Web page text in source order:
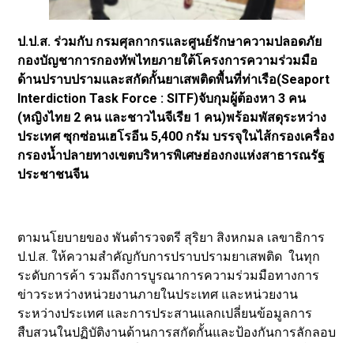
ป.ป.ส. ร่วมกับ กรมศุลกากรและศูนย์รักษาความปลอดภัย
กองบัญชาการกองทัพไทยภายใต้โครงการความร่วมมือ
ด้านปราบปรามและสกัดกั้นยาเสพติดพื้นที่ท่าเรือ(Seaport
Interdiction Task Force : SITF)จับกุมผู้ต้องหา 3 คน
(หญิงไทย 2 คน และชาวไนจีเรีย 1 คน)พร้อมพัสดุระหว่าง
ประเทศ ซุกซ่อนเฮโรอีน 5,400 กรัม บรรจุในไส้กรองเครื่อง
กรองน้ำปลายทางเขตบริหารพิเศษฮ่องกงแห่งสาธารณรัฐ
ประชาชนจีน
ตามนโยบายของ พันตำรวจตรี สุริยา สิงหกมล เลขาธิการ
ป.ป.ส. ให้ความสำคัญกับการปราบปรามยาเสพติด ในทุก
ระดับการค้า รวมถึงการบูรณาการความร่วมมือทางการ
ข่าวระหว่างหน่วยงานภายในประเทศ และหน่วยงาน
ระหว่างประเทศ และการประสานแลกเปลี่ยนข้อมูลการ
สืบสวนในปฏิบัติงานด้านการสกัดกั้นและป้องกันการลักลอบ